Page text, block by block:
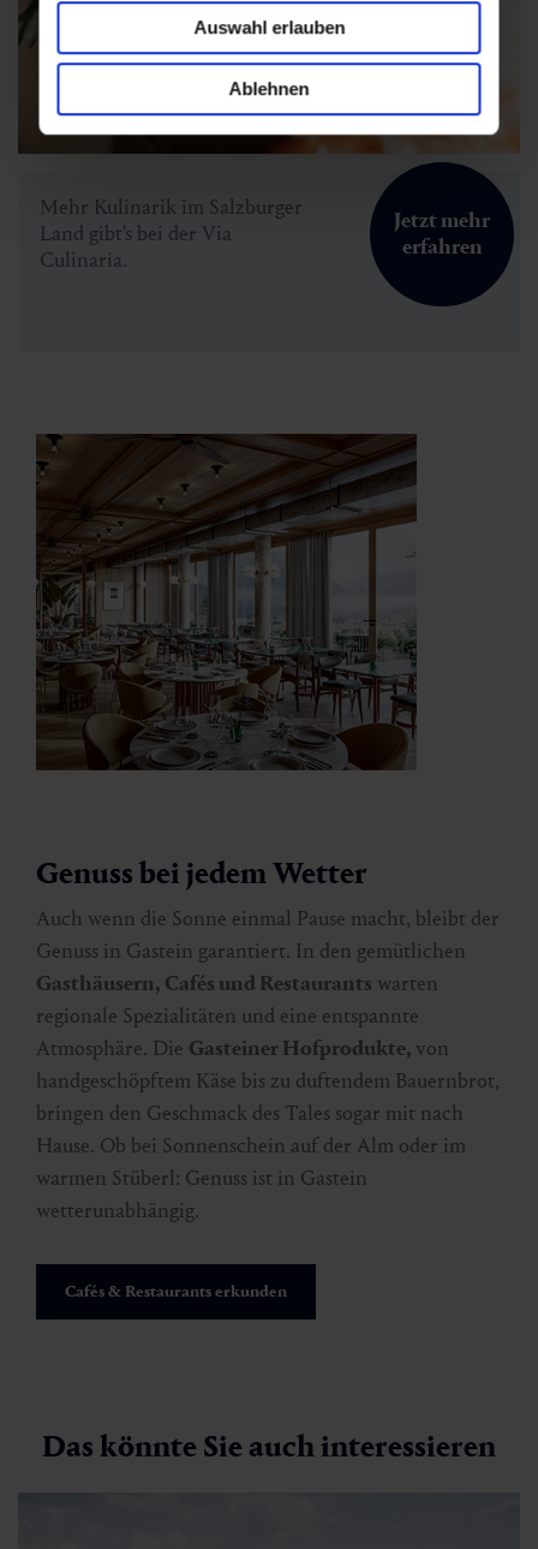
Auswahl erlauben
Ablehnen
Mehr Kulinarik im Salzburger
Land gibt's bei der Via
Culinaria.
Jetzt mehr
erfahren
Genuss bei jedem Wetter
Auch wenn die Sonne einmal Pause macht, bleibt der
Genuss in Gastein garantiert. In den gemütlichen
Gasthäusern, Cafés und Restaurants warten
regionale Spezialitäten und eine entspannte
Atmosphäre. Die Gasteiner Hofprodukte, von
handgeschöpftem Käse bis zu duftendem Bauernbrot,
bringen den Geschmack des Tales sogar mit nach
Hause. Ob bei Sonnenschein auf der Alm oder im
warmen Stüberl: Genuss ist in Gastein
wetterunabhängig.
Cafés & Restaurants erkunden
Das könnte Sie auch interessieren